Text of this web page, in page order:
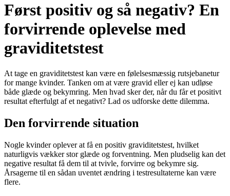
Først positiv og så negativ? En
forvirrende oplevelse med
graviditetstest
At tage en graviditetstest kan være en følelsesmæssig rutsjebanetur
for mange kvinder. Tanken om at være gravid eller ej kan udløse
både glæde og bekymring. Men hvad sker der, når du får et positivt
resultat efterfulgt af et negativt? Lad os udforske dette dilemma.
Den forvirrende situation
Nogle kvinder oplever at få en positiv graviditetstest, hvilket
naturligvis vækker stor glæde og forventning. Men pludselig kan det
negative resultat få dem til at tvivle, forvirre og bekymre sig.
Årsagerne til en sådan uventet ændring i testresultaterne kan være
flere.